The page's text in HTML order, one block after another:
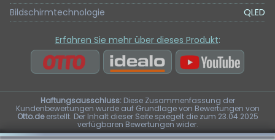
Bildschirmtechnologie
QLED
Erfahren Sie mehr über dieses Produkt:
Haftungsausschluss:Diese Zusammenfassung der
Kundenbewertungen wurde auf Grundlage von Bewertungen von
Otto.deerstellt. Der Inhalt dieser Seite spiegelt die zum 23.04.2025
verfügbaren Bewertungen wider.